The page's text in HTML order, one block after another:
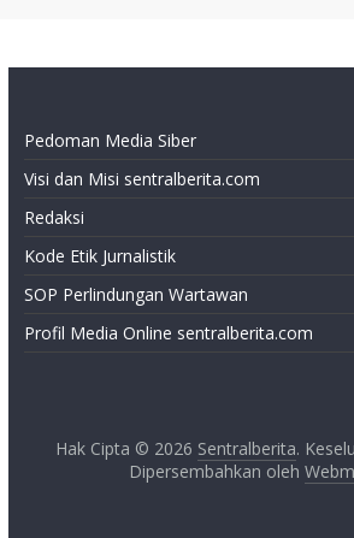
Pedoman Media Siber
Visi dan Misi sentralberita.com
Redaksi
Kode Etik Jurnalistik
SOP Perlindungan Wartawan
Profil Media Online sentralberita.com
Hak Cipta © 2026 Sentralberita.
Dipersembahkan oleh